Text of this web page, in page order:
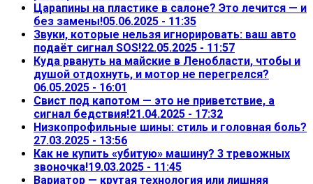
Царапины на пластике в салоне? Это лечится — и
без замены!05.06.2025 - 11:35
Звуки, которые нельзя игнорировать: ваш авто
подаёт сигнал SOS!22.05.2025 - 11:57
Куда рвануть на майские в Ленобласти, чтобы и
душой отдохнуть, и мотор не перегрелся?
06.05.2025 - 16:01
Свист под капотом — это не приветствие, а
сигнал бедствия!21.04.2025 - 17:32
Низкопрофильные шины: стиль и головная боль?
27.03.2025 - 13:56
Как не купить «убитую» машину? 3 тревожных
звоночка!19.03.2025 - 11:45
Вариатор — крутая технология или лишняя